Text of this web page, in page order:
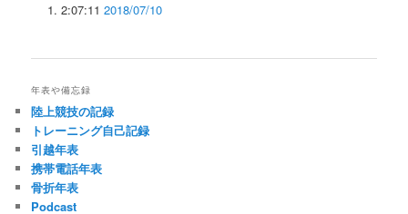
2:07:11 2018/07/10
年表や備忘録
陸上競技の記録
トレーニング自己記録
引越年表
携帯電話年表
骨折年表
Podcast